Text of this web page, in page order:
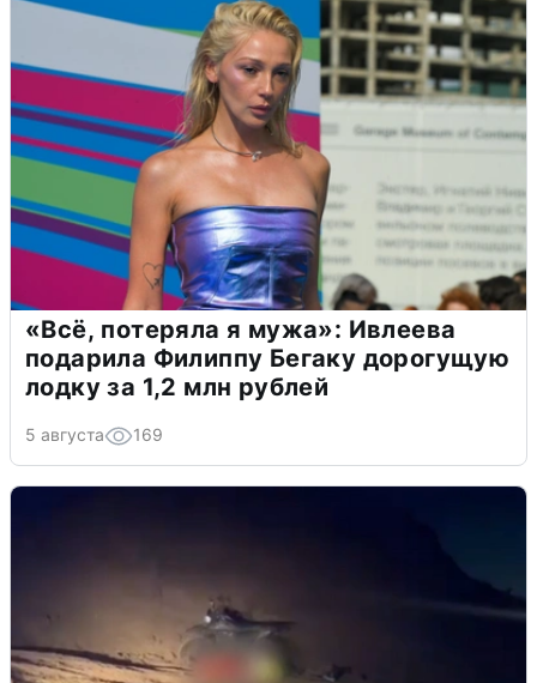
«Всё, потеряла я мужа»: Ивлеева
подарила Филиппу Бегаку дорогущую
лодку за 1,2 млн рублей
5 августа 169